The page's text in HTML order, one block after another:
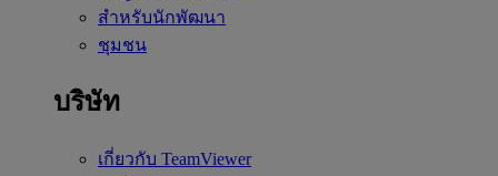
สำหรับนักพัฒนา
ชุมชน
บริษัท
เกี่ยวกับ TeamViewer